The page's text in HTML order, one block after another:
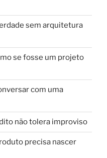
sem arquitetura
se fosse um projeto
com uma
não tolera improviso
precisa nascer